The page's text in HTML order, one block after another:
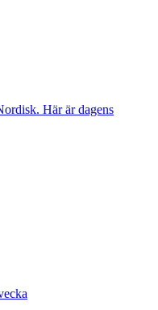
Här är dagens